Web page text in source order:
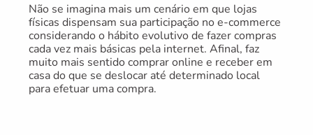
Não se imagina mais um cenário em que lojas
físicas dispensam sua participação no e-commerce
considerando o hábito evolutivo de fazer compras
cada vez mais básicas pela internet. Afinal, faz
muito mais sentido comprar online e receber em
casa do que se deslocar até determinado local
para efetuar uma compra.